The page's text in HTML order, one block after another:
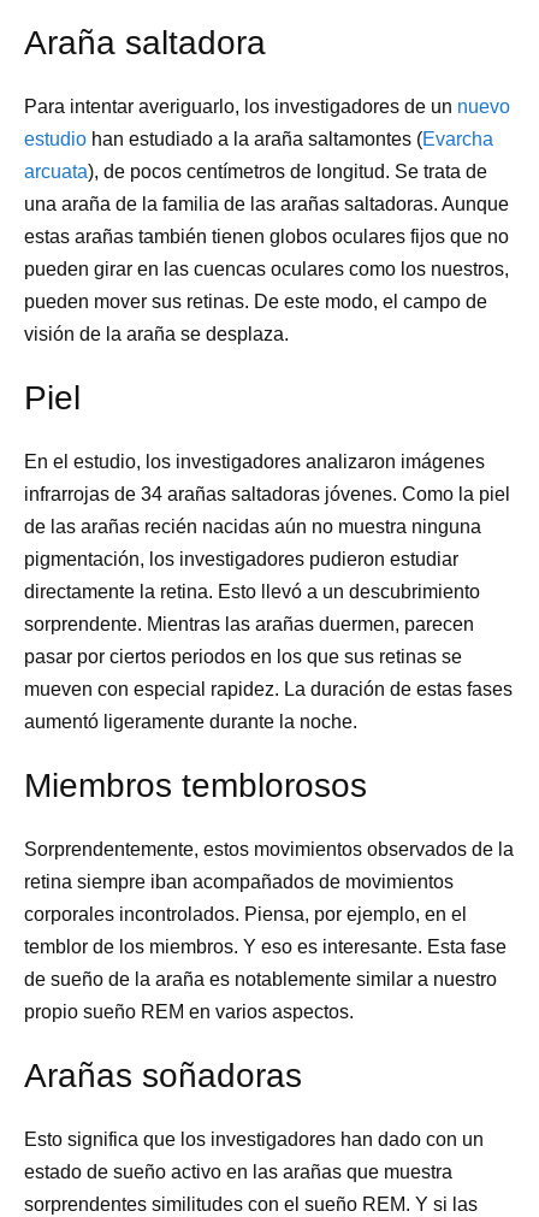
Araña saltadora
Para intentar averiguarlo, los investigadores de un nuevo
estudio han estudiado a la araña saltamontes (Evarcha
arcuata), de pocos centímetros de longitud. Se trata de
una araña de la familia de las arañas saltadoras. Aunque
estas arañas también tienen globos oculares fijos que no
pueden girar en las cuencas oculares como los nuestros,
pueden mover sus retinas. De este modo, el campo de
visión de la araña se desplaza.
Piel
En el estudio, los investigadores analizaron imágenes
infrarrojas de 34 arañas saltadoras jóvenes. Como la piel
de las arañas recién nacidas aún no muestra ninguna
pigmentación, los investigadores pudieron estudiar
directamente la retina. Esto llevó a un descubrimiento
sorprendente. Mientras las arañas duermen, parecen
pasar por ciertos periodos en los que sus retinas se
mueven con especial rapidez. La duración de estas fases
aumentó ligeramente durante la noche.
Miembros temblorosos
Sorprendentemente, estos movimientos observados de la
retina siempre iban acompañados de movimientos
corporales incontrolados. Piensa, por ejemplo, en el
temblor de los miembros. Y eso es interesante. Esta fase
de sueño de la araña es notablemente similar a nuestro
propio sueño REM en varios aspectos.
Arañas soñadoras
Esto significa que los investigadores han dado con un
estado de sueño activo en las arañas que muestra
sorprendentes similitudes con el sueño REM. Y si las